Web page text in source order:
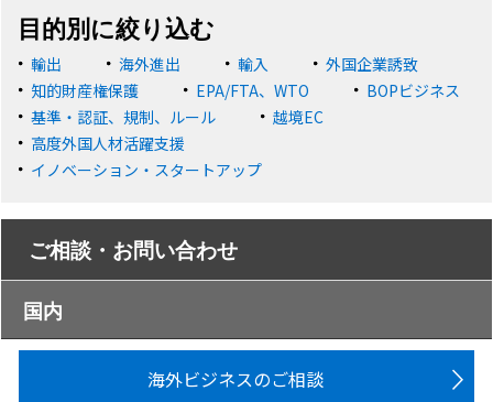
目的別に絞り込む
輸出 海外進出 輸入
外国企業誘致
知的財産権保護
EPA/FTA、WTO
BOPビジネス
基準・認証、規制、ルール
越境EC
高度外国人材活躍支援
イノベーション・スタートアップ
ご相談・お問い合わせ
国内
海外ビジネスのご相談